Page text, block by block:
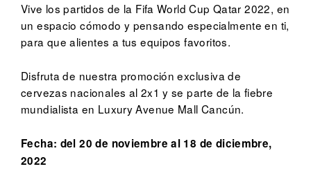
Vive los partidos de la Fifa World Cup Qatar 2022, en
un espacio cómodo y pensando especialmente en ti,
para que alientes a tus equipos favoritos.
Disfruta de nuestra promoción exclusiva de
cervezas nacionales al 2x1 y se parte de la fiebre
mundialista en Luxury Avenue Mall Cancún.
Fecha: del 20 de noviembre al 18 de diciembre,
2022